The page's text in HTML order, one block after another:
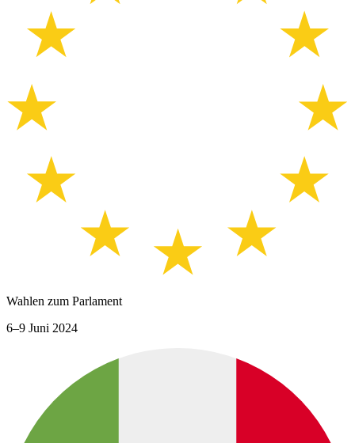
Wahlen zum Parlament
6–9 Juni 2024